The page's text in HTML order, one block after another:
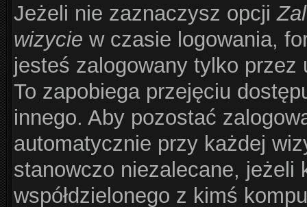
Jeżeli nie zaznaczysz opcji
wizycie w czasie logowania,
jesteś zalogowany tylko
To zapobiega przejęciu
innego. Aby pozostać
automatycznie przy każdej
stanowczo niezalecane, jeżeli
współdzielonego z kimś